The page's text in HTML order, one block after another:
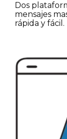
Dos
mensajes
rápida y fácil.